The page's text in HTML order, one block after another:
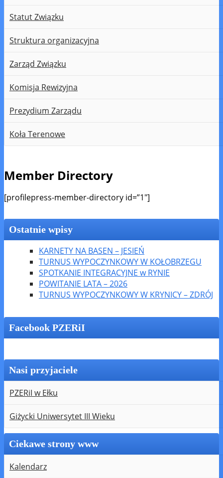
Statut Związku
Struktura organizacyjna
Zarząd Związku
Komisja Rewizyjna
Prezydium Zarządu
Koła Terenowe
Member Directory
[profilepress-member-directory id=”1″]
Ostatnie wpisy
KARNETY NA BASEN – JESIEŃ
TURNUS WYPOCZYNKOWY W KOŁOBRZEGU
SPOTKANIE INTEGRACYJNE w RYNIE
POWITANIE LATA – 2026
TURNUS WYPOCZYNKOWY W KRYNICY – ZDRÓJ
Facebook PZERiI
Nasi przyjaciele
PZERiI w Ełku
Giżycki Uniwersytet III Wieku
Ciekawe strony www
Kalendarz